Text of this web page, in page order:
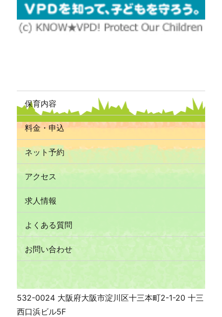
保育内容
料金・申込
ネット予約
アクセス
求人情報
よくある質問
お問い合わせ
532-0024 大阪府大阪市淀川区十三本町2-1-20 十三
西口浜ビル5F